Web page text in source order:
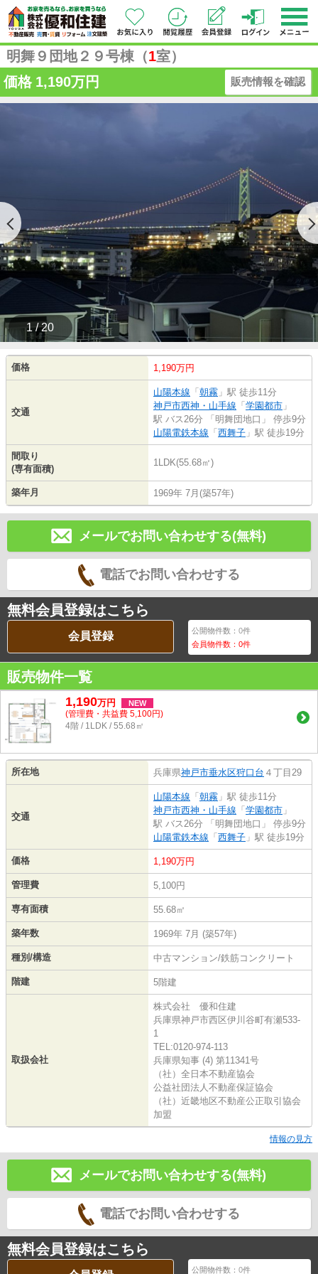
明舞９団地２９号棟（1室）
価格 1,190万円 販売情報を確認
1 / 20
価格 1,190万円
交通
山陽本線 「 朝霧 」駅 徒歩11分
神戸市西神・山手線 「 学園都市 」
駅 バス26分 「明舞団地口」 停歩9分
山陽電鉄本線 「 西舞子 」駅 徒歩19分
間取り
(専有面積)
1LDK(55.68㎡)
築年月 1969年 7月(築57年)
メールでお問い合わせする(無料)
電話でお問い合わせする
無料会員登録はこちら
会員登録 公開物件数：0件
会員物件数：0件
販売物件一覧
1,190万円 NEW
(管理費・共益費 5,100円)
4階 / 1LDK / 55.68㎡
所在地 兵庫県神戸市垂水区狩口台 ４丁目29
交通
山陽本線 「 朝霧 」駅 徒歩11分
神戸市西神・山手線 「 学園都市 」
駅 バス26分 「明舞団地口」 停歩9分
山陽電鉄本線 「 西舞子 」駅 徒歩19分
価格 1,190万円
管理費 5,100円
専有面積 55.68㎡
築年数 1969年 7月 (築57年)
種別/構造 中古マンション/鉄筋コンクリート
階建 5階建
取扱会社
株式会社 優和住建
兵庫県神戸市西区伊川谷町有瀬533-
1
TEL:0120-974-113
兵庫県知事 (4) 第11341号
（社）全日本不動産協会
公益社団法人不動産保証協会
（社）近畿地区不動産公正取引協会
加盟
情報の見方
メールでお問い合わせする(無料)
電話でお問い合わせする
無料会員登録はこちら
公開物件数：0件